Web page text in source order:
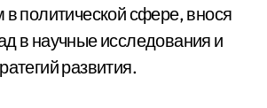
в политической сфере, внося
в научные исследования и
развития.